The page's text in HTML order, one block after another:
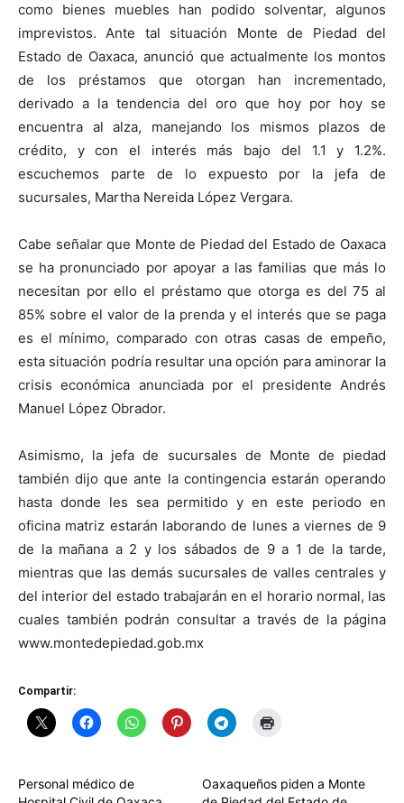
como bienes muebles han podido solventar, algunos
imprevistos. Ante tal situación Monte de Piedad del
Estado de Oaxaca, anunció que actualmente los montos
de los préstamos que otorgan han incrementado,
derivado a la tendencia del oro que hoy por hoy se
encuentra al alza, manejando los mismos plazos de
crédito, y con el interés más bajo del 1.1 y 1.2%.
escuchemos parte de lo expuesto por la jefa de
sucursales, Martha Nereida López Vergara.
Cabe señalar que Monte de Piedad del Estado de Oaxaca
se ha pronunciado por apoyar a las familias que más lo
necesitan por ello el préstamo que otorga es del 75 al
85% sobre el valor de la prenda y el interés que se paga
es el mínimo, comparado con otras casas de empeño,
esta situación podría resultar una opción para aminorar la
crisis económica anunciada por el presidente Andrés
Manuel López Obrador.
Asimismo, la jefa de sucursales de Monte de piedad
también dijo que ante la contingencia estarán operando
hasta donde les sea permitido y en este periodo en
oficina matriz estarán laborando de lunes a viernes de 9
de la mañana a 2 y los sábados de 9 a 1 de la tarde,
mientras que las demás sucursales de valles centrales y
del interior del estado trabajarán en el horario normal, las
cuales también podrán consultar a través de la página
www.montedepiedad.gob.mx
Compartir:
Personal médico de
Oaxaqueños piden a Monte